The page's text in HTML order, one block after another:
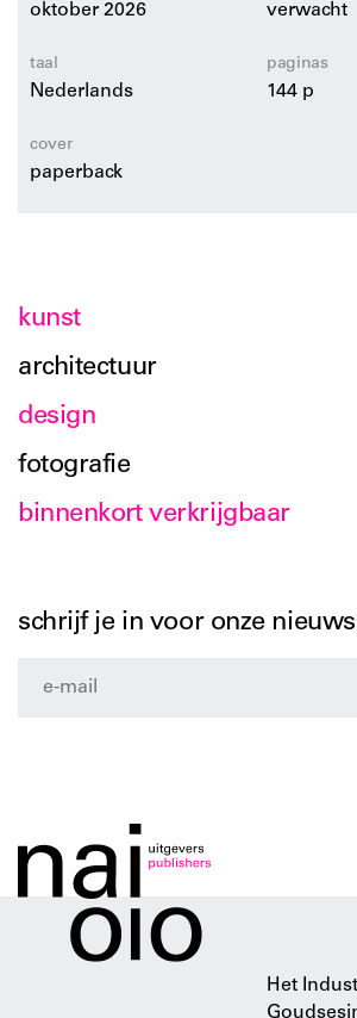
oktober 2026 verwacht
taal
Nederlands
paginas
144 p
cover
paperback
kunst
architectuur
design
fotografie
binnenkort verkrijgbaar
schrijf je in voor onze
Het